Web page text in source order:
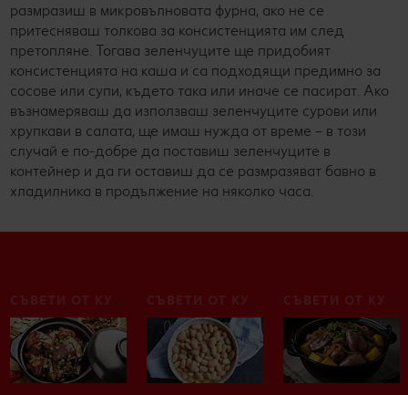
размразиш в микровълновата фурна, ако не се
притесняваш толкова за консистенцията им след
претопляне. Тогава зеленчуците ще придобият
консистенцията на каша и са подходящи предимно за
сосове или супи, където така или иначе се пасират. Ако
възнамеряваш да използваш зеленчуците сурови или
хрупкави в салата, ще имаш нужда от време – в този
случай е по-добре да поставиш зеленчуците в
контейнер и да ги оставиш да се размразяват бавно в
хладилника в продължение на няколко часа.
СЪВЕТИ ОТ КУХНЯТА СЪВЕТИ ОТ КУХНЯТА СЪВЕТИ ОТ КУХНЯТА